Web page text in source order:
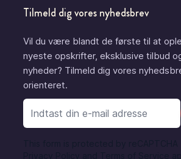
Tilmeld dig vores nyhedsbrev
Vil du være blandt de første til at
nyeste opskrifter, eksklusive tilbud
nyheder? Tilmeld dig vores
orienteret.
E-mail